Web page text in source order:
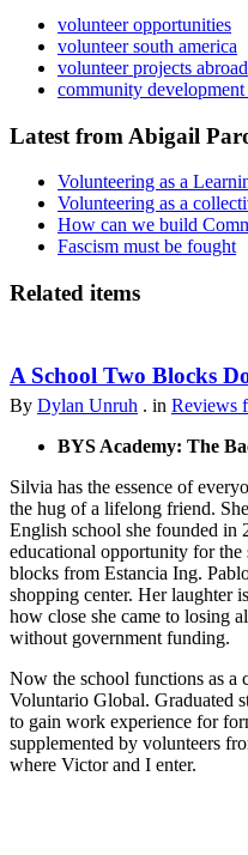
volunteer opportunities
volunteer south america
volunteer projects abroad
community
Latest from Abigail
Volunteering as a
Volunteering as a
How can we build
Fascism must be fought
Related items
A School Two Blocks
By Dylan Unruh . in Reviews
BYS Academy: The
Silvia has the essence of
the hug of a lifelong friend.
English school she founded in
educational opportunity for
blocks from Estancia Ing.
shopping center. Her laughter
how close she came to losing
without government funding.
Now the school functions as a
Voluntario Global. Graduated
to gain work experience for
supplemented by volunteers
where Victor and I enter.